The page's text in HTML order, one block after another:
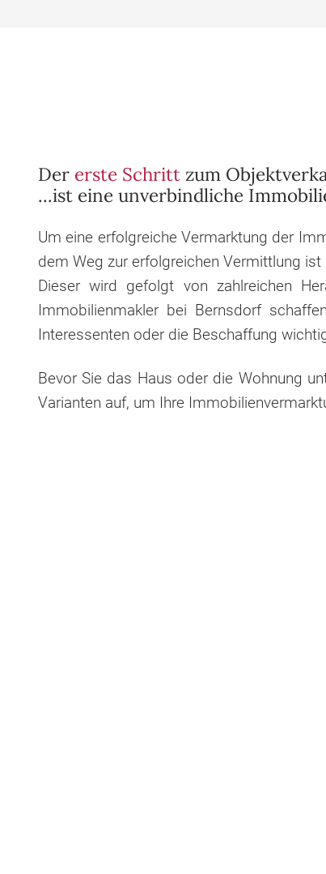
Der erste Schrittzum
...ist eine unverbindliche
Um eine erfolgreiche Vermarktung der
dem Weg zur erfolgreichen Vermittlung
Dieser wird gefolgt von zahlreichen
Immobilienmakler bei Bernsdorf
Interessenten oder die Beschaffung
Bevor Sie das Haus oder die Wohnung
Varianten auf, um Ihre